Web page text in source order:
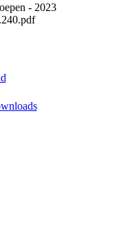
- 2023